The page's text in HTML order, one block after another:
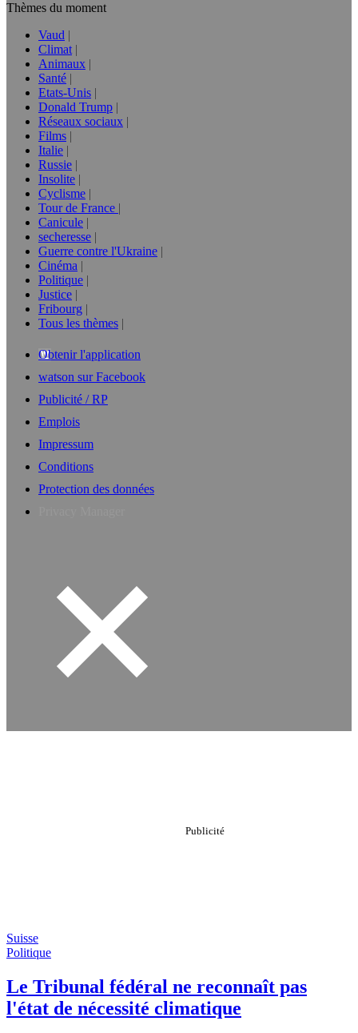
Thèmes du moment
Vaud
Climat
Animaux
Santé
Etats-Unis
Donald Trump
Réseaux sociaux
Films
Italie
Russie
Insolite
Cyclisme
Tour de France
Canicule
secheresse
Guerre contre l'Ukraine
Cinéma
Politique
Justice
Fribourg
Tous les thèmes
Obtenir l'application
watson sur Facebook
Publicité / RP
Emplois
Impressum
Conditions
Protection des données
Suisse
Politique
Le Tribunal fédéral ne reconnaît pas
l'état de nécessité climatique